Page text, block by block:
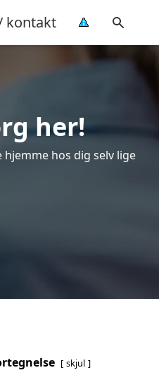
kontakt
her!
hos dig selv lige
skjul